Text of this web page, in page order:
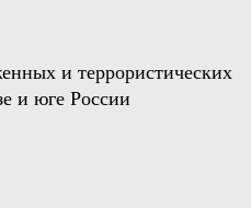
и террористических
и юге России